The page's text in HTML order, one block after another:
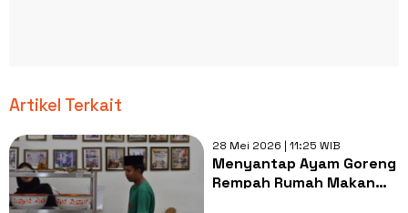
Artikel Terkait
28 Mei 2026 | 11:25 WIB
Menyantap Ayam Goreng
Rempah Rumah Makan